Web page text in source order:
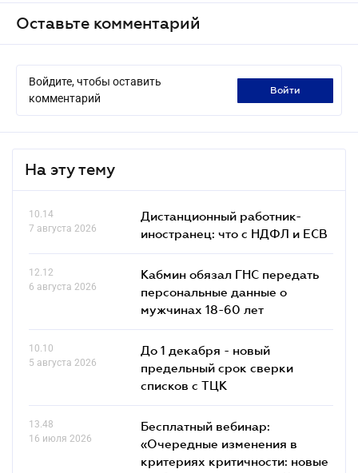
Оставьте комментарий
Войдите, чтобы оставить
комментарий
войти
На эту тему
10.14
7 августа 2026
Дистанционный работник-
иностранец: что с НДФЛ и ЕСВ
12.12
6 августа 2026
Кабмин обязал ГНС передать
персональные данные о
мужчинах 18-60 лет
10.10
5 августа 2026
До 1 декабря - новый
предельный срок сверки
списков c ТЦК
13.48
16 июля 2026
Бесплатный вебинар:
«Очередные изменения в
критериях критичности: новые